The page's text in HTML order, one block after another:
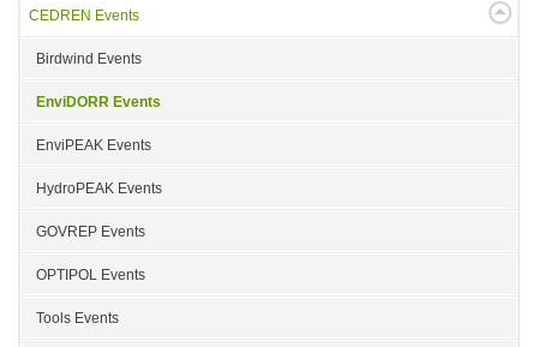
CEDREN Events
Birdwind Events
EnviDORR Events
EnviPEAK Events
HydroPEAK Events
GOVREP Events
OPTIPOL Events
Tools Events